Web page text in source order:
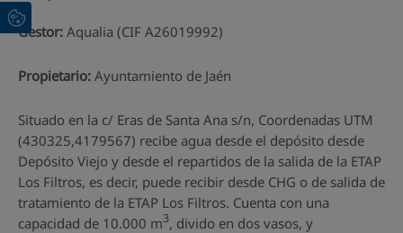
Gestor: Aqualia (CIF A26019992)
Propietario: Ayuntamiento de Jaén
Situado en la c/ Eras de Santa Ana s/n, Coordenadas UTM
(430325,4179567) recibe agua desde el depósito desde
Depósito Viejo y desde el repartidos de la salida de la ETAP
Los Filtros, es decir, puede recibir desde CHG o de salida de
tratamiento de la ETAP Los Filtros. Cuenta con una
capacidad de 10.000 m3, divido en dos vasos, y